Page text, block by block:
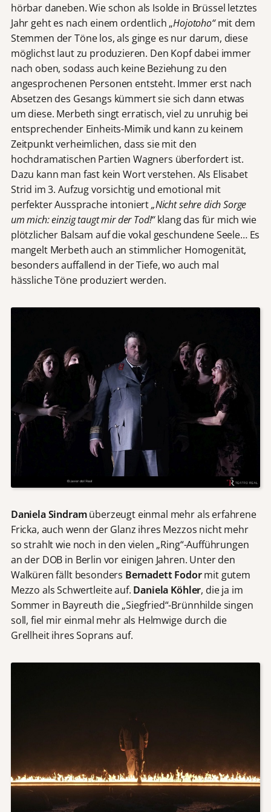
hörbar daneben. Wie schon als Isolde in Brüssel letztes
Jahr geht es nach einem ordentlich „Hojotoho“mit dem
Stemmen der Töne los, als ginge es nur darum, diese
möglichst laut zu produzieren. Den Kopf dabei immer
nach oben, sodass auch keine Beziehung zu den
angesprochenen Personen entsteht. Immer erst nach
Absetzen des Gesangs kümmert sie sich dann etwas
um diese. Merbeth singt erratisch, viel zu unruhig bei
entsprechender Einheits-Mimik und kann zu keinem
Zeitpunkt verheimlichen, dass sie mit den
hochdramatischen Partien Wagners überfordert ist.
Dazu kann man fast kein Wort verstehen. Als Elisabet
Strid im 3. Aufzug vorsichtig und emotional mit
perfekter Aussprache intoniert„Nicht sehre dich Sorge
um mich: einzig taugt mir der Tod!“klang das für mich wie
plötzlicher Balsam auf die vokal geschundene Seele… Es
mangelt Merbeth auch an stimmlicher Homogenität,
besonders auffallend in der Tiefe, wo auch mal
hässliche Töne produziert werden.
Daniela Sindramüberzeugt einmal mehr als erfahrene
Fricka, auch wenn der Glanz ihres Mezzos nicht mehr
so strahlt wie noch in den vielen „Ring“-Aufführungen
an der DOB in Berlin vor einigen Jahren. Unter den
Walküren fällt besonders Bernadett Fodormit gutem
Mezzo als Schwertleite auf. Daniela Köhler, die ja im
Sommer in Bayreuth die „Siegfried“-Brünnhilde singen
soll, fiel mir einmal mehr als Helmwige durch die
Grellheit ihres Soprans auf.